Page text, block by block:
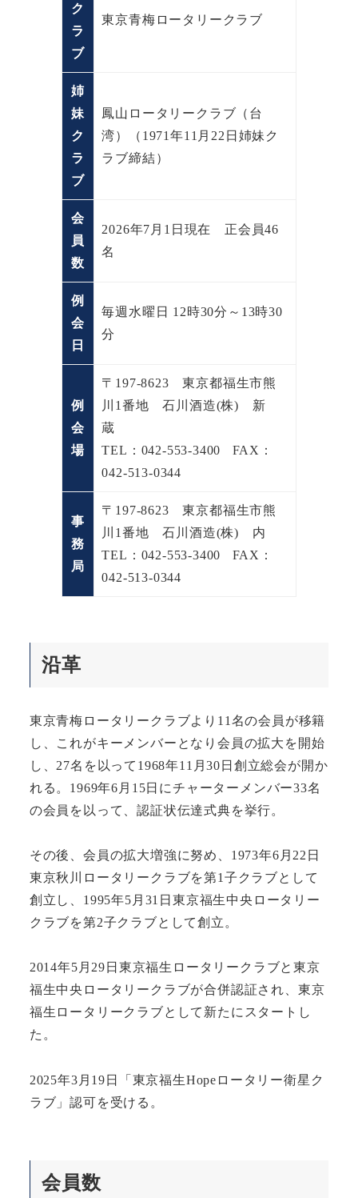
ク
ラ
ブ
東京青梅ロータリークラブ
姉
妹
ク
ラ
ブ
鳳山ロータリークラブ（台
湾）（1971年11月22日姉妹ク
ラブ締結）
会
員
数
2026年7月1日現在 正会員46
名
例
会
日
毎週水曜日 12時30分～13時30
分
例
会
場
〒197-8623 東京都福生市熊
川1番地 石川酒造(株) 新
蔵
TEL：042-553-3400 FAX：
042-513-0344
事
務
局
〒197-8623 東京都福生市熊
川1番地 石川酒造(株) 内
TEL：042-553-3400 FAX：
042-513-0344
沿革
東京青梅ロータリークラブより11名の会員が移籍
し、これがキーメンバーとなり会員の拡大を開始
し、27名を以って1968年11月30日創立総会が開か
れる。1969年6月15日にチャーターメンバー33名
の会員を以って、認証状伝達式典を挙行。
その後、会員の拡大増強に努め、1973年6月22日
東京秋川ロータリークラブを第1子クラブとして
創立し、1995年5月31日東京福生中央ロータリー
クラブを第2子クラブとして創立。
2014年5月29日東京福生ロータリークラブと東京
福生中央ロータリークラブが合併認証され、東京
福生ロータリークラブとして新たにスタートし
た。
2025年3月19日「東京福生Hopeロータリー衛星ク
ラブ」認可を受ける。
会員数